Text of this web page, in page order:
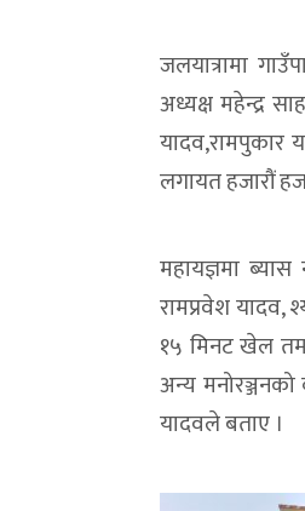
जलयात्रामा
अध्यक्ष महेन्द्र
यादव,रामपुकार
लगायत हजारौं
महायज्ञमा
रामप्रवेश यादव,
१५ मिनट खेल
अन्य
यादवले बताए ।